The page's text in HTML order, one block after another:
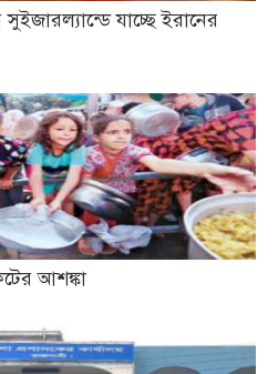
যাচ্ছে ইরানের
আশঙ্কা